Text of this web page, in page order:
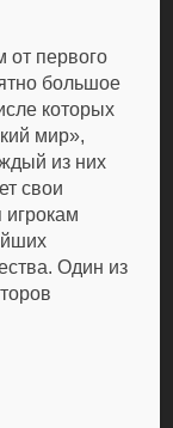
от первого
большое
которых
мир»,
из них
свои
игрокам
Один из